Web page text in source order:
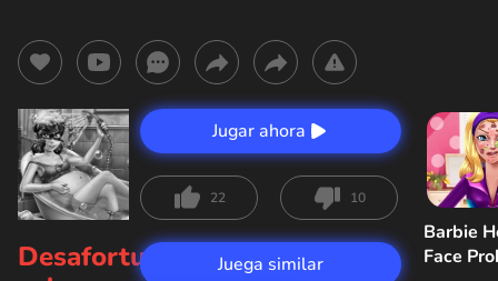
Jugar ahora
22 10
Desafortunadamente,
Juega similar
Barbie
Face